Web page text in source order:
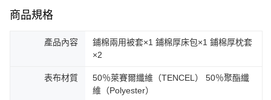
商品規格
產品內容
鋪棉兩用被套×1 鋪棉厚床包×1 鋪棉厚枕套
×2
表布材質
50％萊賽爾纖維（TENCEL） 50％聚酯纖
維（Polyester）